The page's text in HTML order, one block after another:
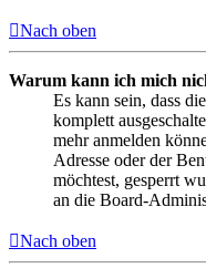
Nach oben
Warum kann ich mich
Es kann sein, dass
komplett
mehr anmelden
Adresse oder der
möchtest, gesperrt
an die Board-
Nach oben